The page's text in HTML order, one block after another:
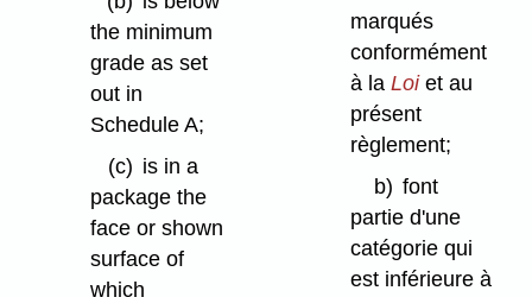
the minimum
grade as set
out in
Schedule A;
(c) is in a
package the
face or shown
surface of
which
marqués
conformément
à laLoiet au
présent
règlement;
b) font
partie d'une
catégorie qui
est inférieure à